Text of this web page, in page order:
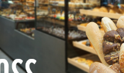
Sterrebos 4
5344 AM Oss
info@bakkerij-lamers.nl